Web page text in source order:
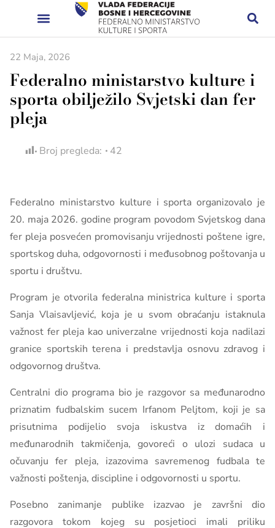
22 Maja, 2026
Federalno ministarstvo kulture i
sporta obilježilo Svjetski dan fer
pleja
Broj pregleda: 42
Federalno ministarstvo kulture i sporta organizovalo je
20. maja 2026. godine program povodom Svjetskog dana
fer pleja posvećen promovisanju vrijednosti poštene igre,
sportskog duha, odgovornosti i međusobnog poštovanja u
sportu i društvu.
Program je otvorila federalna ministrica kulture i sporta
Sanja Vlaisavljević, koja je u svom obraćanju istaknula
važnost fer pleja kao univerzalne vrijednosti koja nadilazi
granice sportskih terena i predstavlja osnovu zdravog i
odgovornog društva.
Centralni dio programa bio je razgovor sa međunarodno
priznatim fudbalskim sucem Irfanom Peljtom, koji je sa
prisutnima podijelio svoja iskustva iz domaćih i
međunarodnih takmičenja, govoreći o ulozi sudaca u
očuvanju fer pleja, izazovima savremenog fudbala te
važnosti poštenja, discipline i odgovornosti u sportu.
Posebno zanimanje publike izazvao je završni dio
razgovora tokom kojeg su posjetioci imali priliku